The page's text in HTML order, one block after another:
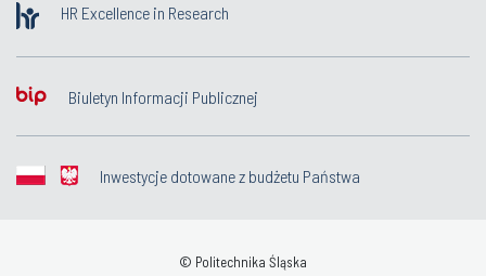
HR Excellence in Research
Biuletyn Informacji Publicznej
Inwestycje dotowane z budżetu Państwa
© Politechnika Śląska